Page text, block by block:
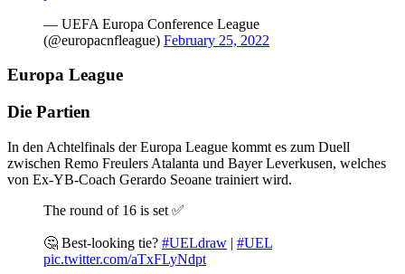
— UEFA Europa Conference League
(@europacnfleague) February 25, 2022
Europa League
Die Partien
In den Achtelfinals der Europa League kommt es zum Duell
zwischen Remo Freulers Atalanta und Bayer Leverkusen, welches
von Ex-YB-Coach Gerardo Seoane trainiert wird.
The round of 16 is set ✅
🤔 Best-looking tie? #UELdraw | #UEL
pic.twitter.com/aTxFLyNdpt